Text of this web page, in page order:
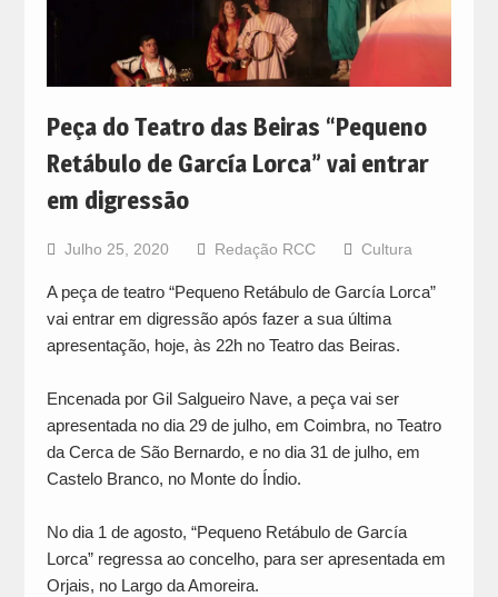
Peça do Teatro das Beiras “Pequeno
Retábulo de García Lorca” vai entrar
em digressão
Julho 25, 2020 Redação RCC Cultura
A peça de teatro “Pequeno Retábulo de García Lorca”
vai entrar em digressão após fazer a sua última
apresentação, hoje, às 22h no Teatro das Beiras.
Encenada por Gil Salgueiro Nave, a peça vai ser
apresentada no dia 29 de julho, em Coimbra, no Teatro
da Cerca de São Bernardo, e no dia 31 de julho, em
Castelo Branco, no Monte do Índio.
No dia 1 de agosto, “Pequeno Retábulo de García
Lorca” regressa ao concelho, para ser apresentada em
Orjais, no Largo da Amoreira.